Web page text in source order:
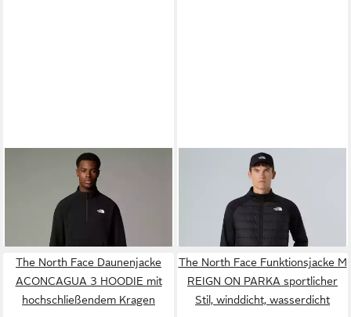
THE NORTH FACE
KECHA PACKABLE ANORAK
sportlicher Stil, klein
verpackbar, für kühles Wetter
ab 72,99 € 105,00 €
THE NORTH FACE
Fleecejacke M REAXION 2.0
FLEECE HYBRID FULL ZIP
JAC sportlicher Stil, leichte
Synthetik-Isolierung, mit
Reißverschluss
ab 92,99 € UVP115,00 €
The North Face Daunenjacke
ACONCAGUA 3 HOODIE mit
hochschließendem Kragen
The North Face Funktionsjacke M
REIGN ON PARKA sportlicher
Stil, winddicht, wasserdicht